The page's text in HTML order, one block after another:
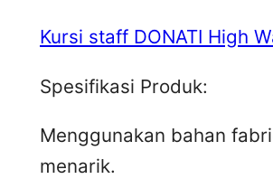
Kursi staff DONATI High
Spesifikasi Produk:
Menggunakan bahan
menarik.